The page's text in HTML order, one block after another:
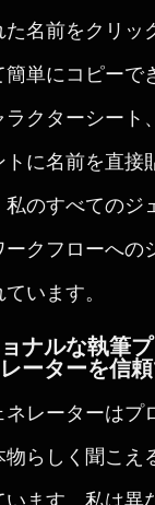
名前をクリッ
単にコピーで
ラクターシート
トに名前を直接
のすべてのジ
ークフローへの
います。
ナルな執筆
ーターを信
レーターはプ
らしく聞こえ
います。私は異